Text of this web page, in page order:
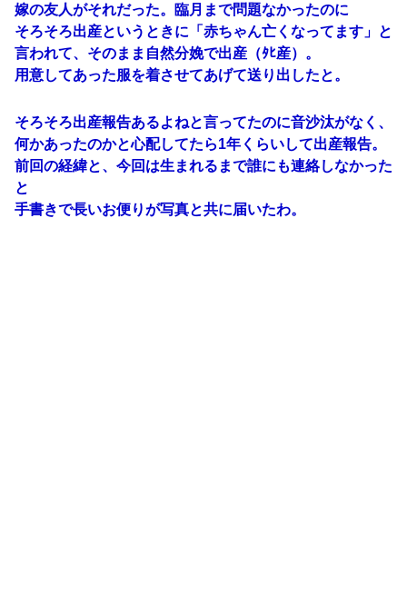
嫁の友人がそれだった。臨月まで問題なかったのに
そろそろ出産というときに「赤ちゃん亡くなってます」と
言われて、そのまま自然分娩で出産（ﾀﾋ産）。
用意してあった服を着させてあげて送り出したと。
そろそろ出産報告あるよねと言ってたのに音沙汰がなく、
何かあったのかと心配してたら1年くらいして出産報告。
前回の経緯と、今回は生まれるまで誰にも連絡しなかった
と
手書きで長いお便りが写真と共に届いたわ。